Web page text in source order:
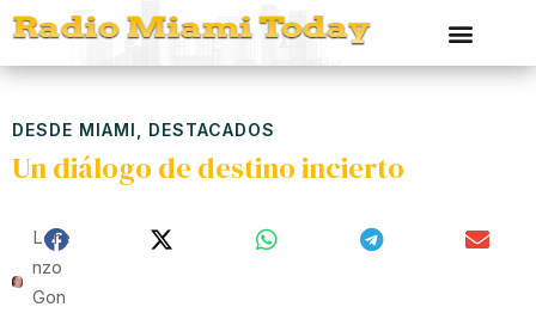
DESDE MIAMI DESTACADOS
Un diálogo de destino incierto
Lore
Nzo
Gon